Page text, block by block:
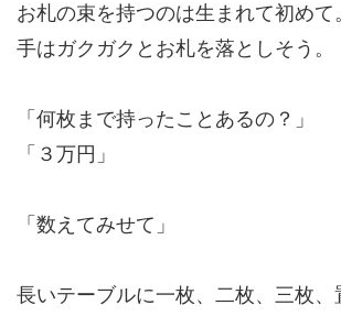
お札の束を持つのは生まれて初めて
手はガクガクとお札を落としそう。
「何枚まで持ったことあるの？」
「３万円」
「数えてみせて」
長いテーブルに一枚、二枚、三枚、